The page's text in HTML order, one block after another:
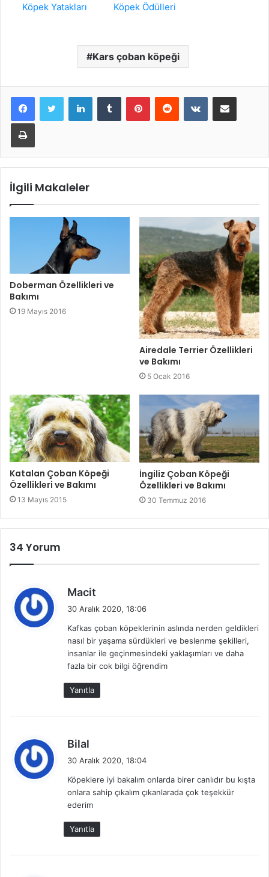
Köpek Yatakları Köpek Ödülleri
Kars çoban köpeği
LinkedInTumblr PinterestReddit VKontakteE-Posta ile paylaş
Yazdır
İlgili Makaleler
Doberman Özellikleri ve
Bakımı
19 Mayıs 2016
Airedale Terrier Özellikleri
ve Bakımı
5 Ocak 2016
Katalan Çoban Köpeği
Özellikleri ve Bakımı
13 Mayıs 2015
İngiliz Çoban Köpeği
Özellikleri ve Bakımı
30 Temmuz 2016
34 Yorum
Macit
i
k
30 Aralık 2020, 18:06
Kafkas çoban köpeklerinin aslında nerden geldikleri
nasıl bir yaşama sürdükleri ve beslenme şekilleri,
insanlar ile geçinmesindeki yaklaşımları ve daha
fazla bir cok bilgi öğrendim
Yanıtla
Bilal
i
k
i
:
30 Aralık 2020, 18:04
Köpeklere iyi bakalım onlarda birer canlıdır bu kışta
onlara sahip çıkalım çıkanlarada çok teşekkür
ederim
Yanıtla